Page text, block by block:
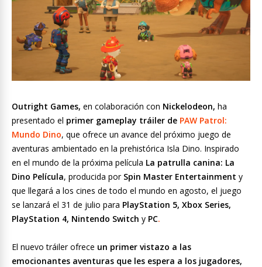
Outright Games, en colaboración con Nickelodeon, ha
presentado el primer gameplay tráiler de PAW Patrol:
Mundo Dino, que ofrece un avance del próximo juego de
aventuras ambientado en la prehistórica Isla Dino. Inspirado
en el mundo de la próxima película La patrulla canina: La
Dino Película, producida por Spin Master Entertainment y
que llegará a los cines de todo el mundo en agosto, el juego
se lanzará el 31 de julio para PlayStation 5, Xbox Series,
PlayStation 4, Nintendo Switch y PC.
El nuevo tráiler ofrece un primer vistazo a las
emocionantes aventuras que les espera a los jugadores,